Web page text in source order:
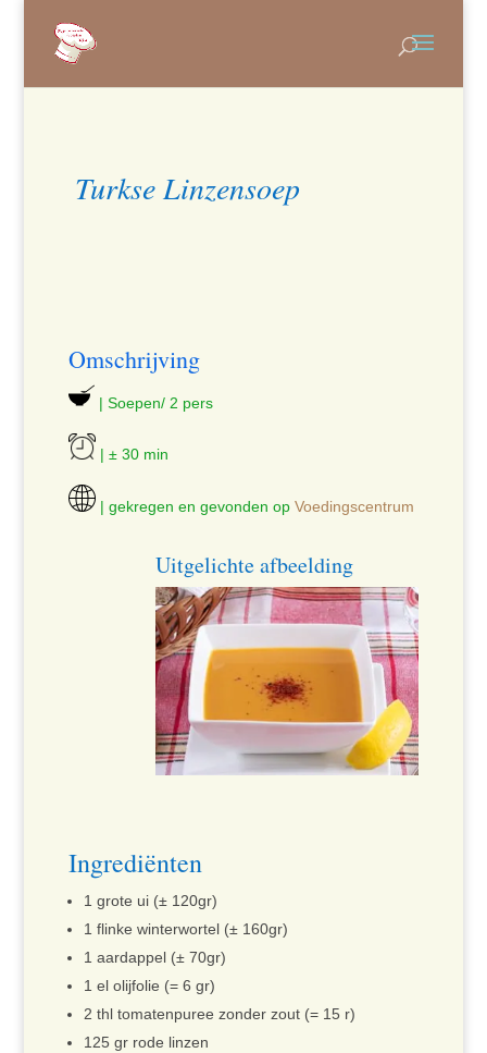
Turkse Linzensoep
Omschrijving
| Soepen/ 2 pers
| ± 30 min
| gekregen en gevonden op Voedingscentrum
Uitgelichte afbeelding
Ingrediënten
1 grote ui (± 120gr)
1 flinke winterwortel (± 160gr)
1 aardappel (± 70gr)
1 el olijfolie (= 6 gr)
2 thl tomatenpuree zonder zout (= 15 r)
125 gr rode linzen